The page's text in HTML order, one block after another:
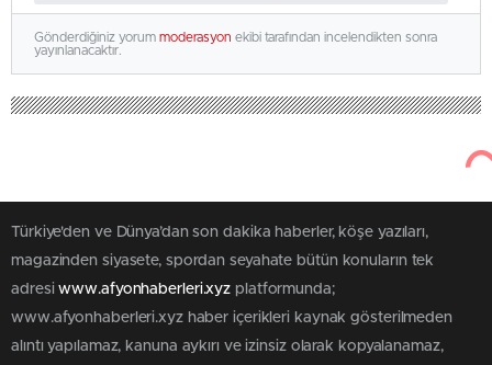
Gönderdiğiniz yorum moderasyon ekibi tarafından incelendikten sonra
yayınlanacaktır.
Türkiye'den ve Dünya’dan son dakika haberler, köşe yazıları,
magazinden siyasete, spordan seyahate bütün konuların tek
adresiwww.afyonhaberleri.xyz platformunda;
www.afyonhaberleri.xyz haber içerikleri kaynak gösterilmeden
alıntı yapılamaz, kanuna aykırı ve izinsiz olarak kopyalanamaz,